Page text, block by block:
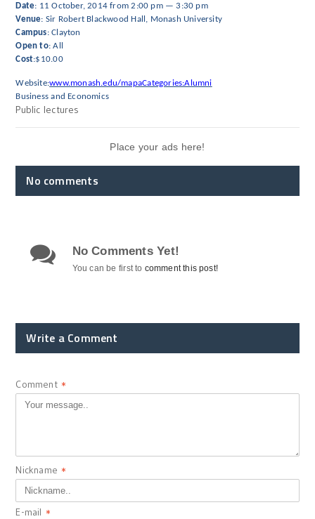
Date: 11 October, 2014 from 2:00 pm — 3:30 pm
Venue: Sir Robert Blackwood Hall, Monash University
Campus: Clayton
Open to: All
Cost:$10.00
Website:www.monash.edu/mapaCategories:Alumni
Business and Economics
Public lectures
Place your ads here!
No comments
No Comments Yet!
You can be first to comment this post!
Write a Comment
Comment *
Nickname *
E-mail *